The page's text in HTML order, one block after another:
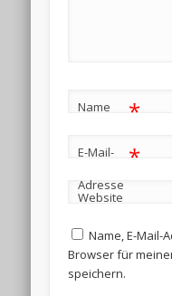
Name *
E-Mail-
Adresse
*
Website
Name, E-Mail-
Browser für
speichern.